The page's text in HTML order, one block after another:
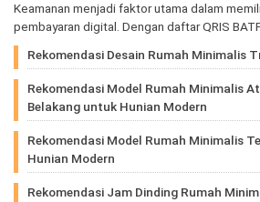
Keamanan menjadi faktor utama dalam
pembayaran digital. Dengan daftar QRIS
Rekomendasi Desain Rumah Minimalis
Rekomendasi Model Rumah Minimalis
Belakang untuk Hunian Modern
Rekomendasi Model Rumah Minimalis
Hunian Modern
Rekomendasi Jam Dinding Rumah